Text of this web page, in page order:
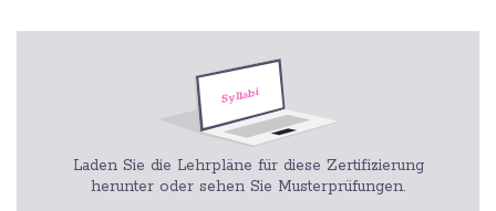
Laden Sie die Lehrpläne für diese Zertifizierung
herunter oder sehen Sie Musterprüfungen.